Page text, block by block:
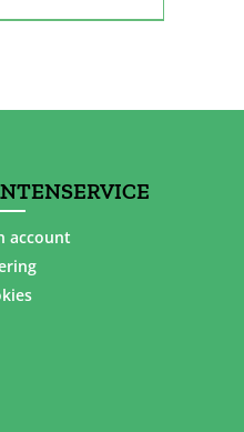
account